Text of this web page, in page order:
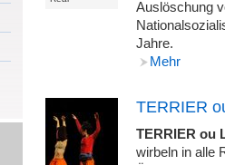
Auslöschung
Jahre.
Mehr
TERRIER
TERRIER ou
wirbeln in alle